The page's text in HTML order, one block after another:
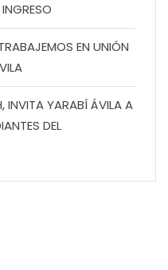
EN UNIÓN
INVITA YARABÍ ÁVILA A
DEL